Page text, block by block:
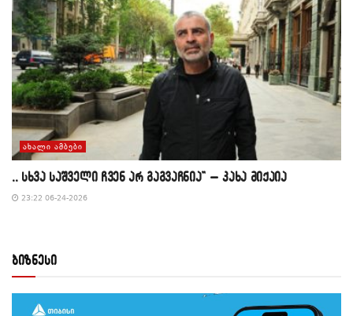
ᲐᲮᲐᲚᲘ ᲐᲛᲑᲔᲑᲘ
,, სხვა საშველი ჩვენ არ გაგვაჩნია” – კახა მიქაია
23:22 06-24-2026
ბიზნესი